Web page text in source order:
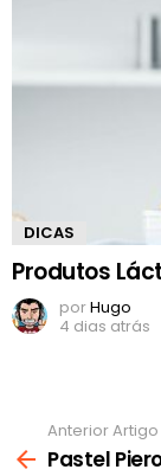
DICAS
Produtos
porHugo
4 dias atrás
mais
Anterior Artigo
Pastel